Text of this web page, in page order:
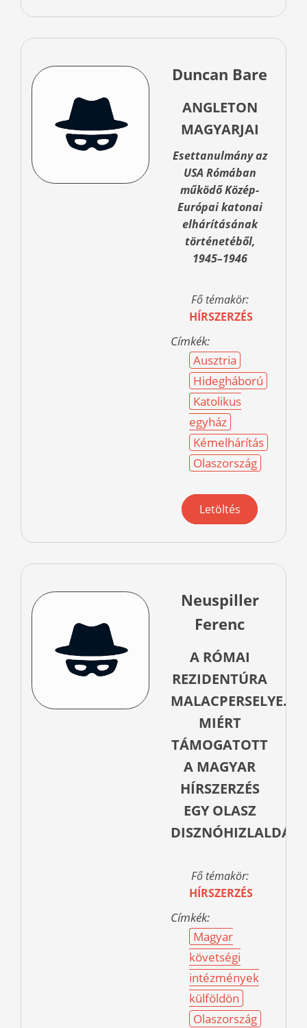
Duncan Bare
ANGLETON
MAGYARJAI
Esettanulmány az
USA Rómában
működő Közép-
Európai katonai
elhárításának
történetéből,
1945–1946
Fő témakör:
HÍRSZERZÉS
Címkék:
Ausztria
Hidegháború
Katolikus
egyház
Kémelhárítás
Olaszország
Letöltés
Neuspiller
Ferenc
A RÓMAI
REZIDENTÚRA
MALACPERSELYE.
MIÉRT
TÁMOGATOTT
A MAGYAR
HÍRSZERZÉS
EGY OLASZ
DISZNÓHIZLALDÁT?
Fő témakör:
HÍRSZERZÉS
Címkék:
Magyar
követségi
intézmények
külföldön
Olaszország